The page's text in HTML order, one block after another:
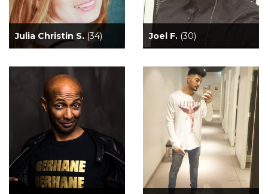
Julia Christin S. (34) Joel F. (30)